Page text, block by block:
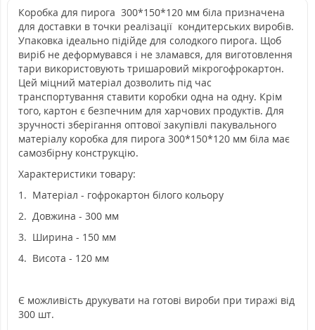
Коробка для пирога 300*150*120 мм біла призначена
для доставки в точки реалізації кондитерських виробів.
Упаковка ідеально підійде для солодкого пирога. Щоб
виріб не деформувався і не зламався, для виготовлення
тари використовують тришаровий мікрогофрокартон.
Цей міцний матеріал дозволить під час
транспортування ставити коробки одна на одну. Крім
того, картон є безпечним для харчових продуктів. Для
зручності зберігання оптової закупівлі пакувального
матеріалу коробка для пирога 300*150*120 мм біла має
самозбірну конструкцію.
Характеристики товару:
1. Матеріал - гофрокартон білого кольору
2. Довжина - 300 мм
3. Ширина - 150 мм
4. Висота - 120 мм
Є можливість друкувати на готові вироби при тиражі від
300 шт.